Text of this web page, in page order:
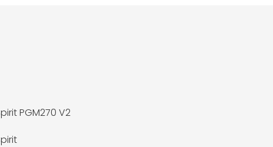
PGM270 V2